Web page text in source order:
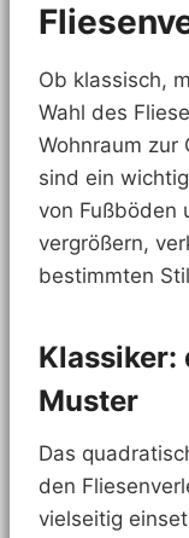
Ob klassisch,
Wahl des
Wohnraum zur
sind ein
von Fußböden
vergrößern,
bestimmten
Klassiker:
Muster
Das
den
vielseitig